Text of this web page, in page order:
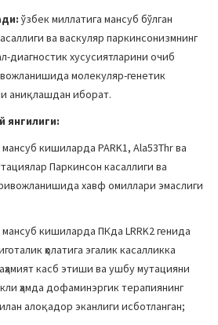
ўзбек миллатига мансуб бўлган
ва васкуляр паркинсонизмнинг
хусусиятларини очиб
молекуляр-генетик
аниқлашдан иборат.
янгилиги:
кишиларда PARK1, Ala53Thr ва
Паркинсон касаллиги ва
хавф омиллари эмаслиги
кишиларда ПКда LRRK2 генида
ҳолатига эгалик касалликка
касб этиши ва ушбу мутацияни
ҳамда дофаминэргик терапиянинг
алоқадор эканлиги исботланган;